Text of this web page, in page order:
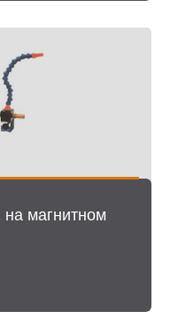
магнитном